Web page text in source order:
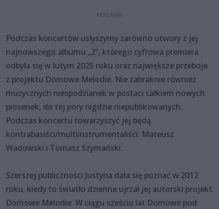
Podczas koncertów usłyszymy zarówno utwory z jej
najnowszego albumu „2”, którego cyfrowa premiera
odbyła się w lutym 2025 roku oraz największe przeboje
z projektu Domowe Melodie. Nie zabraknie również
muzycznych niespodzianek w postaci całkiem nowych
piosenek, do tej pory nigdzie niepublikowanych.
Podczas koncertu towarzyszyć jej będą
kontrabasiści/multiinstrumentaliści: Mateusz
Wadowski i Tomasz Szymański.
Szerszej publiczności Justyna dała się poznać w 2012
roku, kiedy to światło dzienne ujrzał jej autorski projekt
Domowe Melodie. W ciągu sześciu lat Domowe pod